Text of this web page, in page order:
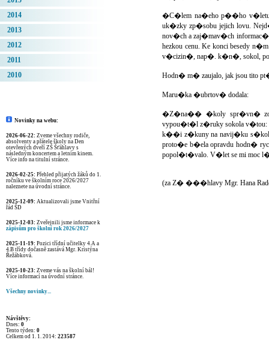
2014
2013
2012
2011
2010
Novinky na webu:
2026-06-22: Zveme všechny rodiče,
absolventy a přátele školy na Den
otevřených dveří ZŠ Šťáhlavy s
následným koncertem a letním kinem.
Více info na titulní stránce.
2026-02-25: Přehled přijatých žáků do 1.
ročníku ve školním roce 2026/2027
naleznete na úvodní stránce.
2025-12-09: Aktualizovali jsme Vnitřní
řád ŠD
2025-12-03: Zveřejnili jsme informace k
zápisům pro školní rok 2026/2027
2025-11-19: Pozici třídní učitelky 4.A a
4.B třídy dočasně zastává Mgr. Kristýna
Řežábková.
2025-10-23: Zveme vás na školní bál!
Více informací na úvodní stránce.
Všechny novinky...
Návštěvy:
Dnes: 0
Tento týden: 0
Celkem od 1. 1. 2014: 223587
�C�lem na�eho p��ho
uk�zky zp�sobu jejich lovu.
nov�ch a zaj�mav�ch
hezkou cenu. Ke konci besedy
v�cizin�, nap�. k�n�, sokol,
Hodn� m� zaujalo, jak jsou tito
Maru�ka �ubrtov� dodala:
�Z�na�� �koly spr�vn�
vypou�t�l z�ruky sokola
k��i z�kuny na navij�ku
proto�e b�ela opravdu hodn�
popol�t�valo. V�let se mi moc
(za Z� ���hlavy Mgr. Hana